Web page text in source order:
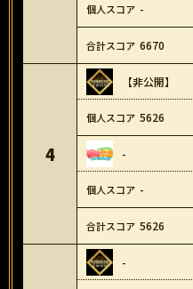
-
6670
4
【非公開】
5626
-
-
5626
-